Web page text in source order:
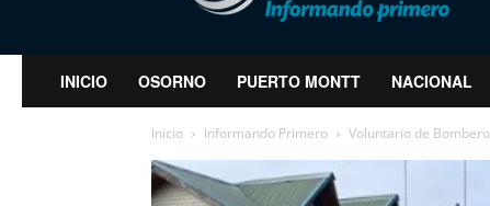
INICIO OSORNO PUERTO MONTT NACIONAL
Inicio Informando Primero Voluntario de